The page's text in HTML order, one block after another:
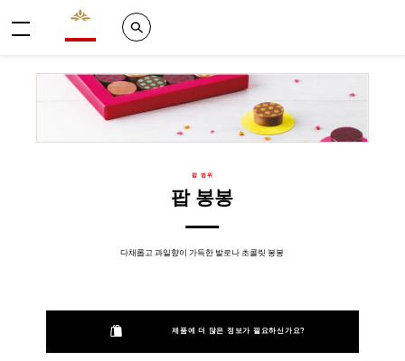
Valrhona - Imaginons le meilleur du chocolat
Search
팝 범위
팝 봉봉
다채롭고 과일향이 가득한 발로나 초콜릿 봉봉
제품에 더 많은 정보가 필요하신가요?